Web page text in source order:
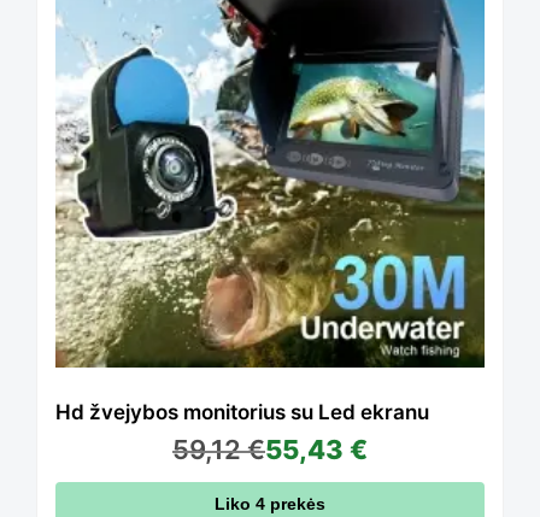
Hd žvejybos monitorius su Led ekranu
59,12€55,43 €
Liko 4 prekės
has
multiple
variants.
The
options
may